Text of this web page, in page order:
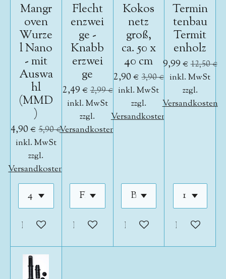
Mangr
oven
Wurze
l Nano
- mit
Auswa
hl
(MMD
)
4,90 € 5,90 €
inkl. MwSt
zzgl.
Versandkosten
In den Warenkorb
Flecht
enzwei
ge -
Knabb
erzwei
ge
2,49 €2,99 €
inkl. MwSt
zzgl.
Versandkosten
In den Warenkorb
Kokos
netz
groß,
ca. 50 x
40 cm
2,90 € 3,90 €
inkl. MwSt
zzgl.
Versandkosten
In den Warenkorb
Termin
tenbau
Termit
enholz
9,99 €12,50 €
inkl. MwSt
zzgl.
Versandkosten
In den